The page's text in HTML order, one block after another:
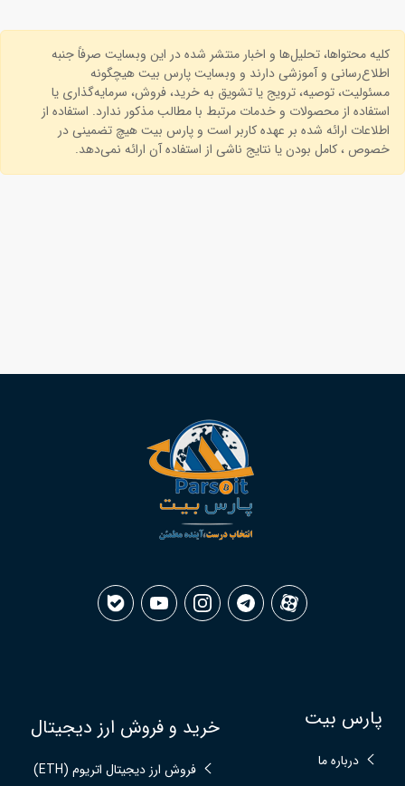
کلیه محتواها، تحلیل‌ها و اخبار منتشر شده در این وبسایت صرفاً جنبه
اطلاع‌رسانی و آموزشی دارند و وبسایت پارس بیت هیچگونه
مسئولیت، توصیه، ترویج یا تشویق به خرید، فروش، سرمایه‌گذاری یا
استفاده از محصولات و خدمات مرتبط با مطالب مذکور ندارد. استفاده از
اطلاعات ارائه شده بر عهده کاربر است و پارس بیت هیچ تضمینی در
خصوص ، کامل بودن یا نتایج ناشی از استفاده آن ارائه نمی‌دهد.
پارس بیت
درباره ما
خرید و فروش ارز دیجیتال
فروش ارز دیجیتال اتریوم (ETH)